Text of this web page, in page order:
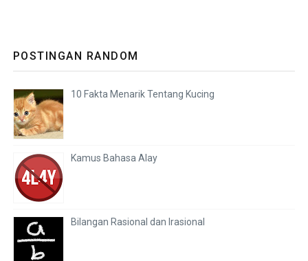
POSTINGAN RANDOM
10 Fakta Menarik Tentang Kucing
Kamus Bahasa Alay
Bilangan Rasional dan Irasional